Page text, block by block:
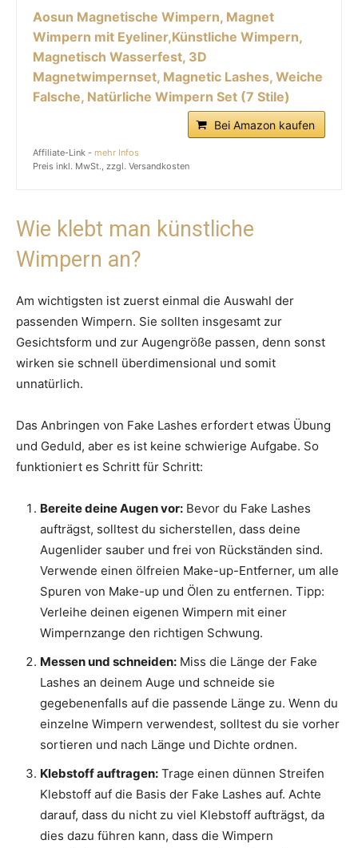
Aosun Magnetische Wimpern, Magnet
Wimpern mit Eyeliner,Künstliche Wimpern,
Magnetisch Wasserfest, 3D
Magnetwimpernset, Magnetic Lashes, Weiche
Falsche, Natürliche Wimpern Set (7 Stile)
Bei Amazon kaufen
Affiliate-Link - mehr Infos
Preis inkl. MwSt., zzgl. Versandkosten
Wie klebt man künstliche
Wimpern an?
Am wichtigsten ist zuerst einmal die Auswahl der
passenden Wimpern. Sie sollten insgesamt zur
Gesichtsform und zur Augengröße passen, denn sonst
wirken sie schnell überdimensional und somit
unnatürlich.
Das Anbringen von Fake Lashes erfordert etwas Übung
und Geduld, aber es ist keine schwierige Aufgabe. So
funktioniert es Schritt für Schritt:
Bereite deine Augen vor: Bevor du Fake Lashes
aufträgst, solltest du sicherstellen, dass deine
Augenlider sauber und frei von Rückständen sind.
Verwende einen ölfreien Make-up-Entferner, um alle
Spuren von Make-up und Ölen zu entfernen. Tipp:
Verleihe deinen eigenen Wimpern mit einer
Wimpernzange den richtigen Schwung.
Messen und schneiden: Miss die Länge der Fake
Lashes an deinem Auge und schneide sie
gegebenenfalls auf die passende Länge zu. Wenn du
einzelne Wimpern verwendest, solltest du sie vorher
sortieren und nach Länge und Dichte ordnen.
Klebstoff auftragen: Trage einen dünnen Streifen
Klebstoff auf die Basis der Fake Lashes auf. Achte
darauf, dass du nicht zu viel Klebstoff aufträgst, da
dies dazu führen kann, dass die Wimpern